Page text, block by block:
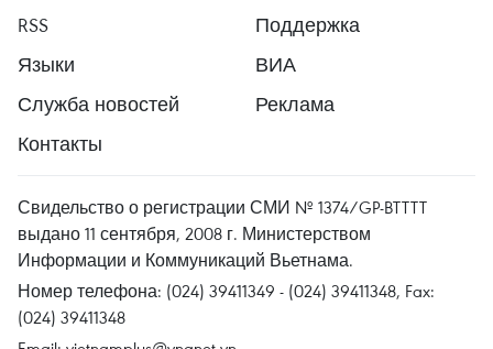
RSS
Поддержка
Языки
ВИА
Служба новостей
Реклама
Контакты
Свидельство о регистрации СМИ № 1374/GP-BTTTT
выдано 11 сентября, 2008 г. Министерством
Информации и Коммуникаций Вьетнама.
Номер телефона: (024) 39411349 - (024) 39411348, Fax:
(024) 39411348